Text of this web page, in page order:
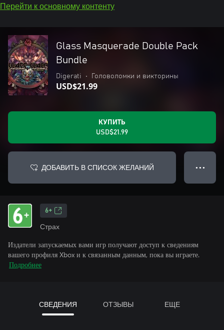
Перейти к основному контенту
Glass Masquerade Double Pack
Bundle
Digerati • Головоломки и викторины
USD$21.99
КУПИТЬ
USD$21.99
ДОБАВИТЬ В СПИСОК ЖЕЛАНИЙ ● ● ●
6+
Страх
Издатели запускаемых вами игр получают доступ к сведениям
вашего профиля Xbox и к связанным данным, пока вы играете.
Подробнее
СВЕДЕНИЯ ОТЗЫВЫ ЕЩЕ